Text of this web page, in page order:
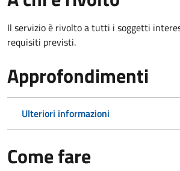
Il servizio è rivolto a tutti i soggetti
requisiti previsti.
Approfondimenti
Ulteriori informazioni
Come fare